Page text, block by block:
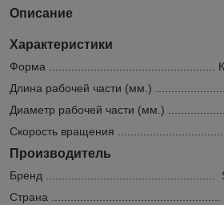
Описание
Характеристики
Форма ....................................................
Длина рабочей части (мм.)
Диаметр рабочей части (мм.)
Скорость вращения
Производитель
Бренд .....................................................
Страна .....................................................